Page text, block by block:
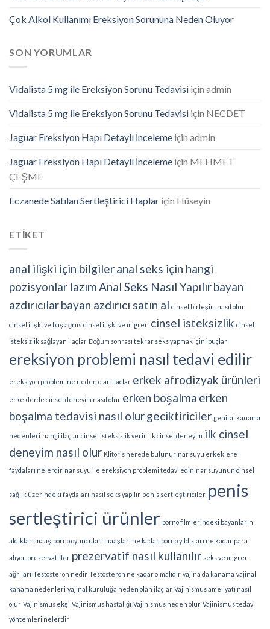
Çok Alkol Kullanımı Ereksiyon Sorununa Neden Oluyor
SON YORUMLAR
Vidalista 5 mg ile Ereksiyon Sorunu Tedavisi için admin
Vidalista 5 mg ile Ereksiyon Sorunu Tedavisi için NECDET
Jaguar Ereksiyon Hapı Detaylı İnceleme için admin
Jaguar Ereksiyon Hapı Detaylı İnceleme için MEHMET
ÇEŞME
Eczanede Satılan Sertleştirici Haplar için Hüseyin
ETİKET
anal ilişki için bilgileranal seks için hangi
pozisyonlar lazımAnal Seks Nasıl Yapılırbayan
azdırıcılarbayan azdırıcı satın al cinsel birleşim nasıl olur
cinsel ilişki ve baş ağrııs cinsel ilişki ve migren cinsel isteksizlik cinsel
isteksizlik sağlayan ilaçlar Doğum sonrası tekrar seks yapmak için ipuçları
ereksiyon problemi nasıl tedavi edilir
ereksiyon problemine neden olan ilaçlar erkek afrodizyak ürünleri
erkeklerde cinsel deneyim nasıl olur erken boşalma erken
boşalma tedavisi nasıl olurgeciktiriciler genital kanama
nedenleri hangi ilaçlar cinsel isteksizlik verir ilk cinsel deneyim ilk cinsel
deneyim nasıl olur Klitoris nerede bulunur nar suyu erkeklere
faydaları nelerdir nar suyu ile ereksiyon problemi tedavi edin nar suyunun cinsel
sağlık üzerindeki faydaları nasıl seks yapılır penis sertleştiriciler penis
sertleştirici ürünler porno filmlerindeki bayanların
aldıkları maaş porno oyuncuları maaşları ne kadar porno yıldızları ne kadar para
alıyor prezervatifler prezervatif nasıl kullanılır seks ve migren
ağrıları Testosteron nedir Testosteron ne kadar olmalıdır vajina da kanama vajinal
kanama nedenleri vajinal kuruluğa neden olan ilaçlar Vajinismus ameliyatı nasıl
olur Vajinismus ekşi Vajinismus hastalığı Vajinismus neden olur Vajinismus tedavi
yöntemleri nelerdir